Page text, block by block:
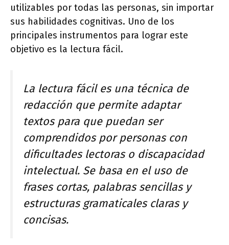
utilizables por todas las personas, sin importar
sus habilidades cognitivas. Uno de los
principales instrumentos para lograr este
objetivo es la lectura fácil.
La lectura fácil es una técnica de
redacción que permite adaptar
textos para que puedan ser
comprendidos por personas con
dificultades lectoras o discapacidad
intelectual. Se basa en el uso de
frases cortas, palabras sencillas y
estructuras gramaticales claras y
concisas.